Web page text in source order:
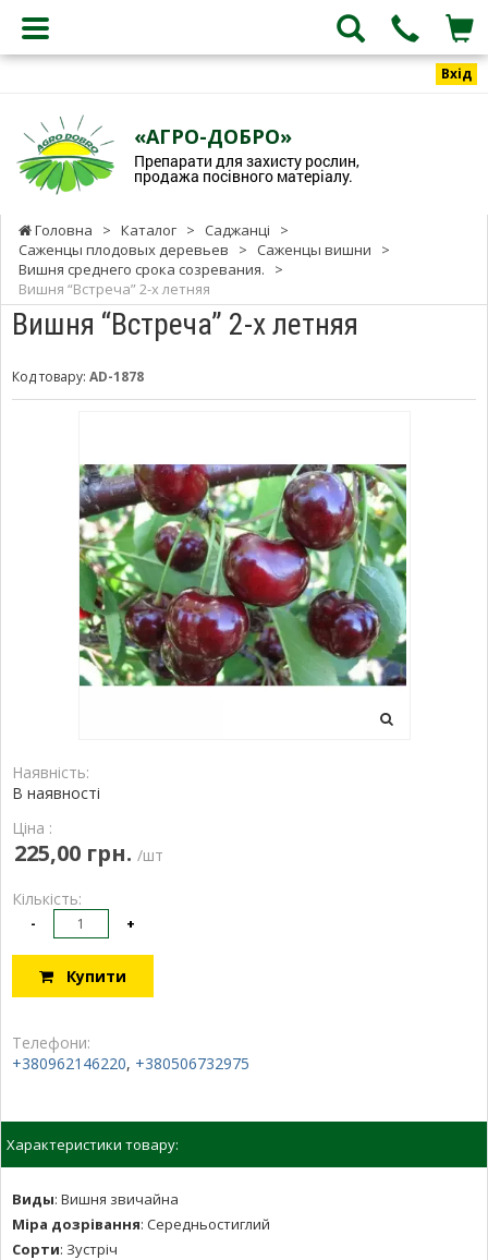
Вхід
«АГРО-ДОБРО»
Препарати для захисту рослин,
продажа посівного матеріалу.
Головна > Каталог > Саджанці
>
Саженцы плодовых деревьев
> Саженцы вишни
>
Вишня среднего срока созревания.
>
Вишня “Встреча” 2-х летняя
Вишня “Встреча” 2-х летняя
Код товару: AD-1878
Наявність:
В наявності
Ціна :
225,00 грн. /шт
Кількість:
- +
Купити
Телефони:
+380962146220, +380506732975
Характеристики товару:
Виды: Вишня звичайна
Міра дозрівання: Середньостиглий
Сорти: Зустріч